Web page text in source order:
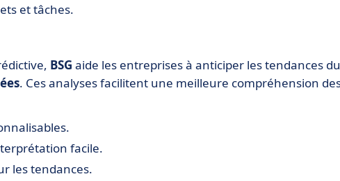
et tâches.
BSG aide les entreprises à anticiper les tendances du
. Ces analyses facilitent une meilleure compréhension
facile.
les tendances.